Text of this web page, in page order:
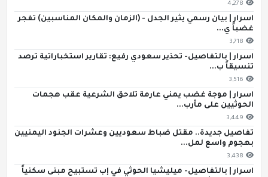
4,278
اسرار | بيان رسمي يثير الجدل - (الزمان والمكان المناسبين) تفجر
غضباً ي...
3,718
اسرار | بالتفاصيل- تحذير سعودي رفيع: تقارير استخباراتية ترصد
تنسيقاً ب...
3,516
اسرار | موجة غضب يمني عارمة تلاحق الشرعية عقب هجمات
الحوثيين على مأرب...
3,449
تفاصيل جديدة.. مقتل ضباط سعوديين وعشرات الجنود اليمنيين
بهجوم واسع لمل...
3,438
اسرار | بالتفاصيل- ميليشيا الحوثي في إب تستبيح مبنى سكنياً